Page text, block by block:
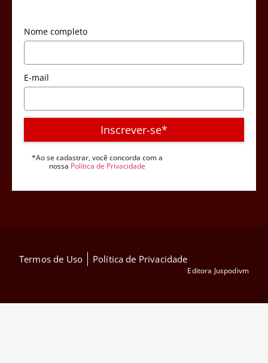
Nome completo
E-mail
Inscrever-se*
*Ao se cadastrar, você concorda com a
nossa Política de Privacidade
Termos de Uso Política de Privacidade
Editora Juspodivm